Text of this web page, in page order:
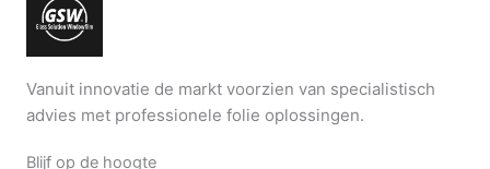
Vanuit innovatie de markt voorzien van specialistisch
advies met professionele folie oplossingen.
Blijf op de hoogte